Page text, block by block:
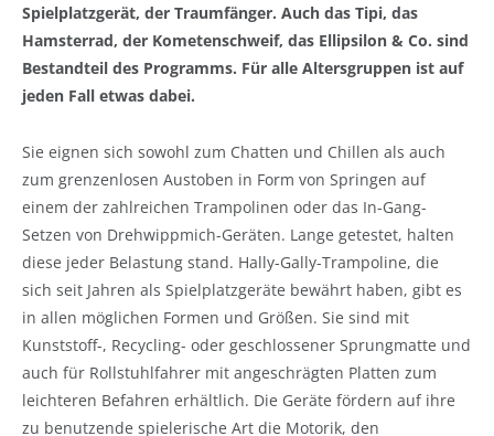
Spielplatzgerät, der Traumfänger. Auch das Tipi, das
Hamsterrad, der Kometenschweif, das Ellipsilon & Co. sind
Bestandteil des Programms. Für alle Altersgruppen ist auf
jeden Fall etwas dabei.
Sie eignen sich sowohl zum Chatten und Chillen als auch
zum grenzenlosen Austoben in Form von Springen auf
einem der zahlreichen Trampolinen oder das In-Gang-
Setzen von Drehwippmich-Geräten. Lange getestet, halten
diese jeder Belastung stand. Hally-Gally-Trampoline, die
sich seit Jahren als Spielplatzgeräte bewährt haben, gibt es
in allen möglichen Formen und Größen. Sie sind mit
Kunststoff-, Recycling- oder geschlossener Sprungmatte und
auch für Rollstuhlfahrer mit angeschrägten Platten zum
leichteren Befahren erhältlich. Die Geräte fördern auf ihre
zu benutzende spielerische Art die Motorik, den